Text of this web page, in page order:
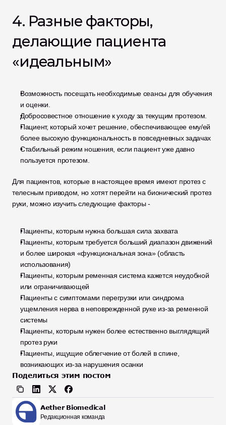
4. Разные факторы,
делающие пациента
«идеальным»
Возможность посещать необходимые сеансы для обучения
и оценки.
Добросовестное отношение к уходу за текущим протезом.
Пациент, который хочет решение, обеспечивающее ему/ей
более высокую функциональность в повседневных задачах
Стабильный режим ношения, если пациент уже давно
пользуется протезом.
Для пациентов, которые в настоящее время имеют протез с
телесным приводом, но хотят перейти на бионический протез
руки, можно изучить следующие факторы -
Пациенты, которым нужна большая сила захвата
Пациенты, которым требуется больший диапазон движений
и более широкая «функциональная зона» (область
использования)
Пациенты, которым ременная система кажется неудобной
или ограничивающей
Пациенты с симптомами перегрузки или синдрома
ущемления нерва в неповрежденной руке из-за ременной
системы
Пациенты, которым нужен более естественно выглядящий
протез руки
Пациенты, ищущие облегчение от болей в спине,
возникающих из-за нарушения осанки
Поделиться этим постом
Aether Biomedical
Редакционная команда